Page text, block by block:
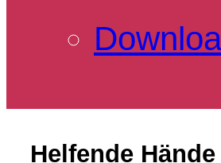
Helfende